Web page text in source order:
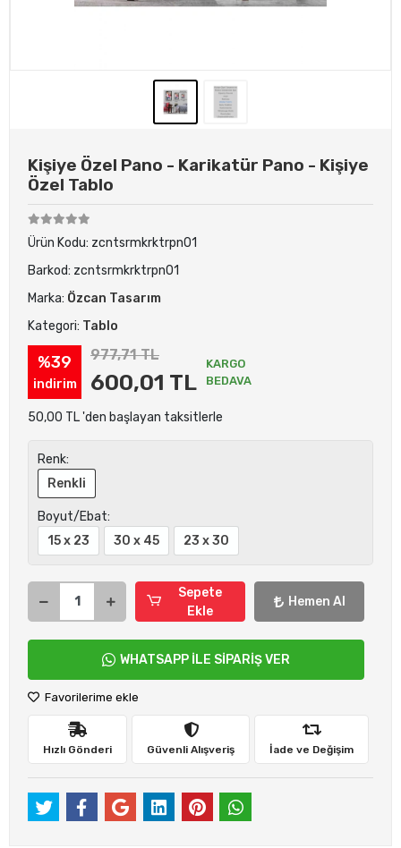
Kişiye Özel Pano - Karikatür Pano - Kişiye
Özel Tablo
Ürün Kodu: zcntsrmkrktrpn01
Barkod: zcntsrmkrktrpn01
Marka: Özcan Tasarım
Kategori: Tablo
%39
indirim
977,71 TL
600,01 TL
KARGO
BEDAVA
50,00 TL 'den başlayan taksitlerle
Renk:
Renkli
Boyut/Ebat:
15 x 23
30 x 45 23 x 30
Sepete
Ekle
Hemen Al
WHATSAPP İLE SİPARİŞ VER
Favorilerime ekle
Hızlı Gönderi Güvenli Alışveriş İade ve Değişim